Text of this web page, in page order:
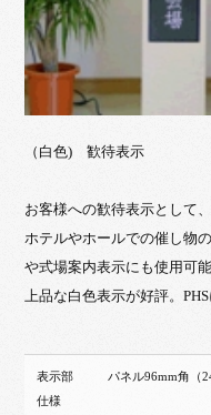
（白色) 歓待表示
お客様への歓待表示として
ホテルやホールでの催し物
や式場案内表示にも使用可能
上品な白色表示が好評。
表示部
仕様
パネル